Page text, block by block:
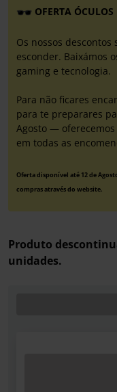
OFERTA ÓCULOS
Os nossos descontos
esconder. Baixámos
gaming e tecnologia.
Para não ficares
para te preparares
Agosto —
em todas as
Oferta disponível até 12 de
compras através do website.
Produto
unidades.